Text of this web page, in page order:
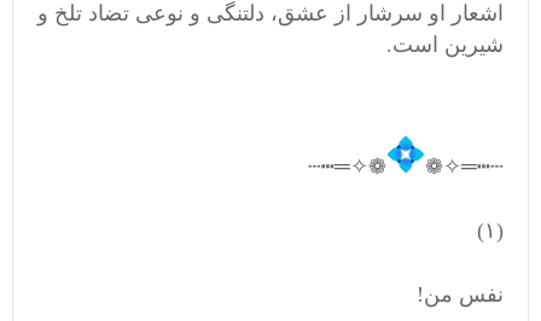
اشعار او سرشار از عشق، دلتنگی و نوعی تضاد تلخ و
شیرین است.
┄┅═✧❁
❁✧═┅┄
(۱)
نفس من!